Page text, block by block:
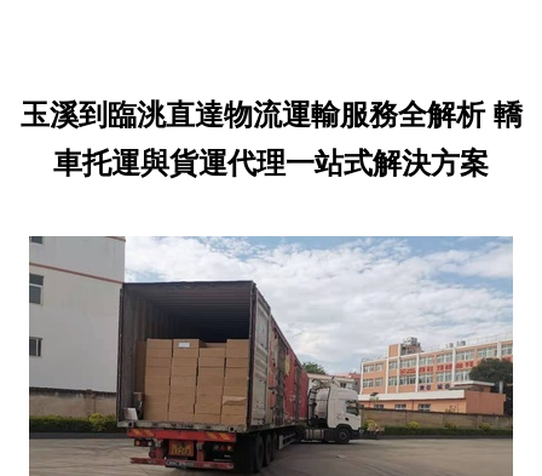
玉溪到臨洮直達物流運輸服務全解析 轎
車托運與貨運代理一站式解決方案